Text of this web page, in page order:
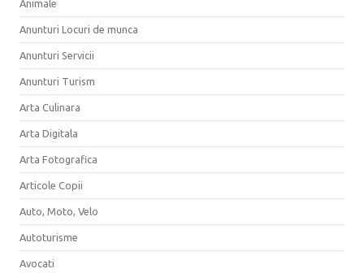
Animale
Anunturi Locuri de munca
Anunturi Servicii
Anunturi Turism
Arta Culinara
Arta Digitala
Arta Fotografica
Articole Copii
Auto, Moto, Velo
Autoturisme
Avocati